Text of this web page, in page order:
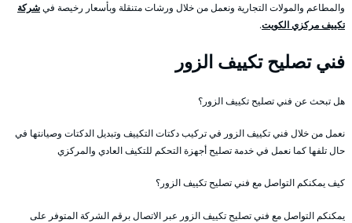
والمطاعم والمولات التجارية ونعمل من خلال ورشات متنقلة وبأسعار رخيصة فيشركة
تكييف مركزي الكويت.
فني تصليح تكييف الزور
هل تبحث عن فني تصليح تكييف الزور؟
نعمل من خلال فني تكييف الزور في تركيب دكتات التكييف وتبديل الدكتات وصيانتها في
حال تلفها كما نعمل في خدمة تصليح أجهزة التحكم للتكيف العادي والمركزي
كيف يمكنكم التواصل مع فني تصليح تكييف الزور؟
يمكنكم التواصل مع فني تصليح تكييف الزور عبر الاتصال برقم الشركة المتوفر على